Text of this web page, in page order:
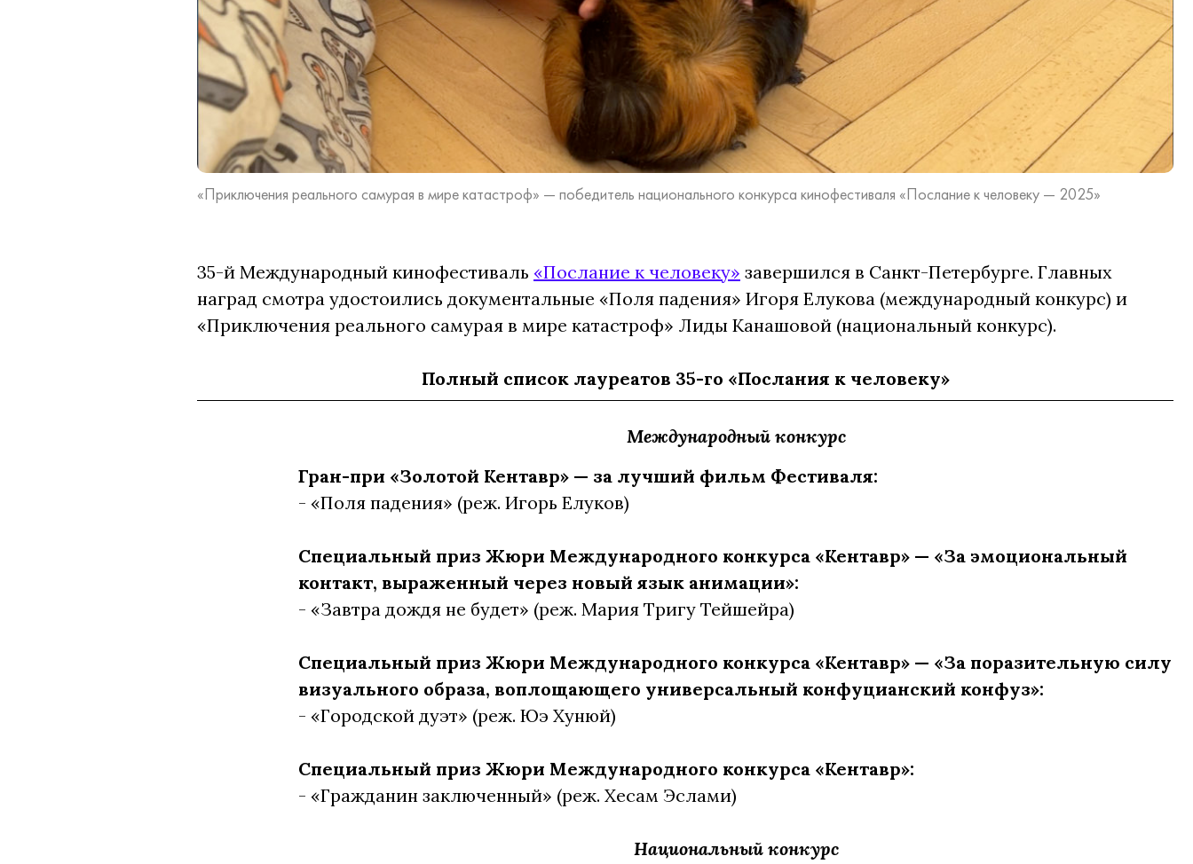
«Приключения реального самурая в мире катастроф» — победитель национального конкурса кинофестиваля «Послание к человеку — 2025»
35-й Международный кинофестиваль «Послание к человеку» завершился в Санкт-Петербурге. Главных
наград смотра удостоились документальные «Поля падения» Игоря Елукова (международный конкурс) и
«Приключения реального самурая в мире катастроф» Лиды Канашовой (национальный конкурс).
Полный список лауреатов 35-го «Послания к человеку»
Международный конкурс
Гран-при «Золотой Кентавр» — за лучший фильм Фестиваля:
- «Поля падения» (реж. Игорь Елуков)
Специальный приз Жюри Международного конкурса «Кентавр» — «За эмоциональный
контакт, выраженный через новый язык анимации»:
- «Завтра дождя не будет» (реж. Мария Тригу Тейшейра)
Специальный приз Жюри Международного конкурса «Кентавр» — «За поразительную силу
визуального образа, воплощающего универсальный конфуцианский конфуз»:
- «Городской дуэт» (реж. Юэ Хунюй)
Специальный приз Жюри Международного конкурса «Кентавр»:
- «Гражданин заключенный» (реж. Хесам Эслами)
Национальный конкурс